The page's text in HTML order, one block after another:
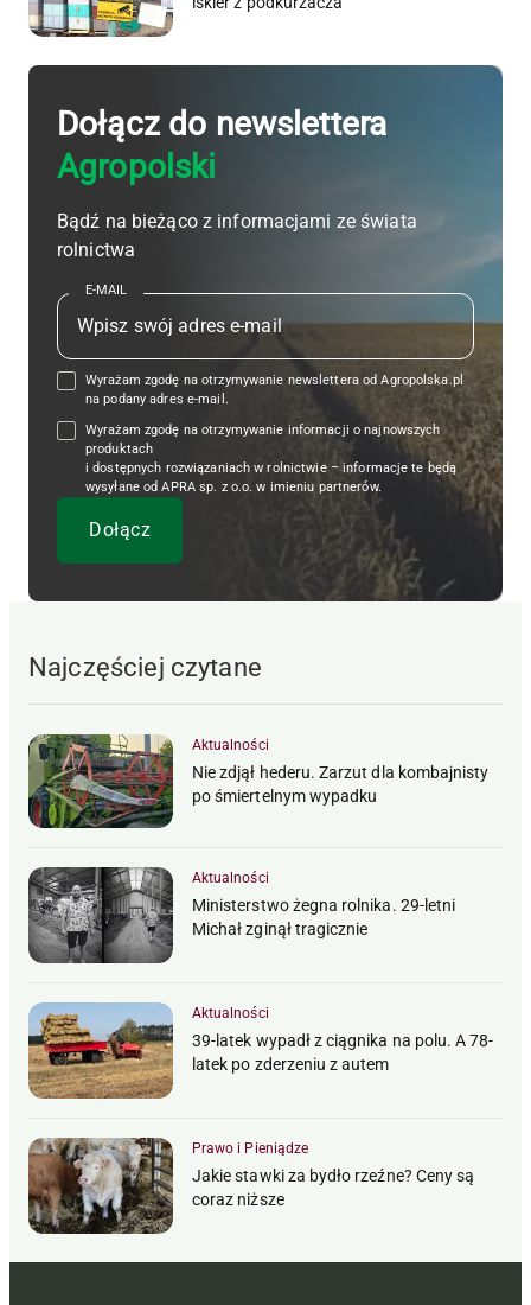
Dołącz do newslettera
Agropolski
Bądź na bieżąco z informacjami ze świata
rolnictwa
E-MAIL
Wyrażam zgodę na otrzymywanie newslettera od Agropolska.pl
na podany adres e-mail.
Wyrażam zgodę na otrzymywanie informacji o najnowszych
produktach
i dostępnych rozwiązaniach w rolnictwie – informacje te będą
wysyłane od APRA sp. z o.o. w imieniu partnerów.
Najczęściej czytane
Aktualności
Nie zdjął hederu. Zarzut dla kombajnisty
po śmiertelnym wypadku
Aktualności
Ministerstwo żegna rolnika. 29-letni
Michał zginął tragicznie
Aktualności
39-latek wypadł z ciągnika na polu. A 78-
latek po zderzeniu z autem
Prawo i Pieniądze
Jakie stawki za bydło rzeźne? Ceny są
coraz niższe